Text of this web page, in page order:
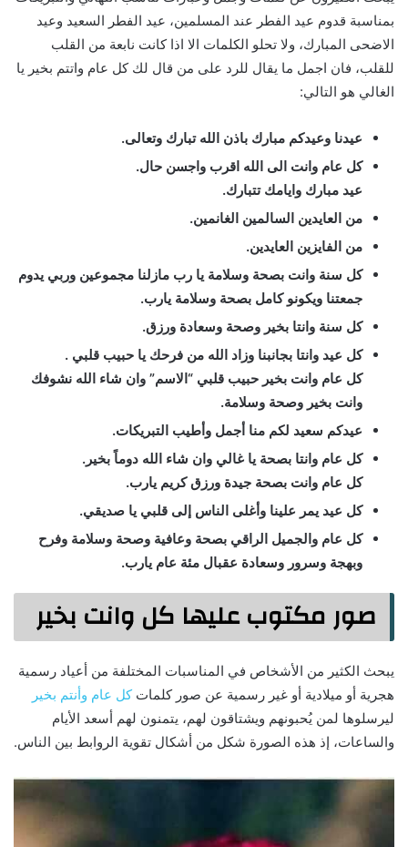
بمناسبة قدوم عيد الفطر عند المسلمين، عيد الفطر السعيد وعيد
الاضحى المبارك، ولا تحلو الكلمات الا اذا كانت نابعة من القلب
للقلب، فان اجمل ما يقال للرد على من قال لك كل عام واتتم بخير يا
الغالي هو التالي:
عيدنا وعيدكم مبارك باذن الله تبارك وتعالى.
كل عام وانت الى الله اقرب واجسن حال.
عيد مبارك وايامك تتبارك.
من العايدين السالمين الغانمين.
من الفايزين العايدين.
كل سنة وانت بصحة وسلامة يا رب مازلنا مجموعين وربي يدوم
جمعتنا ويكونو كامل بصحة وسلامة يارب.
كل سنة وانتا بخير وصحة وسعادة ورزق.
كل عيد وانتا بجانبنا وزاد الله من فرحك يا حبيب قلبي .
كل عام وانت بخير حبيب قلبي “الاسم” وان شاء الله نشوفك
وانت بخير وصحة وسلامة.
عيدكم سعيد لكم منا أجمل وأطيب التبريكات.
كل عام وانتا بصحة يا غالي وان شاء الله دوماً بخير.
كل عام وانت بصحة جيدة ورزق كريم يارب.
كل عيد يمر علينا وأغلى الناس إلى قلبي يا صديقي.
كل عام والجميل الراقي بصحة وعافية وصحة وسلامة وفرح
وبهجة وسرور وسعادة عقبال مئة عام يارب.
صور مكتوب عليها كل وانت بخير
يبحث الكثير من الأشخاص في المناسبات المختلفة من أعياد رسمية
هجرية أو ميلادية أو غير رسمية عن صور كلماتكل عام وأنتم بخير
ليرسلوها لمن يُحبونهم ويشتاقون لهم، يتمنون لهم أسعد الأيام
والساعات، إذ هذه الصورة شكل من أشكال تقوية الروابط بين الناس.